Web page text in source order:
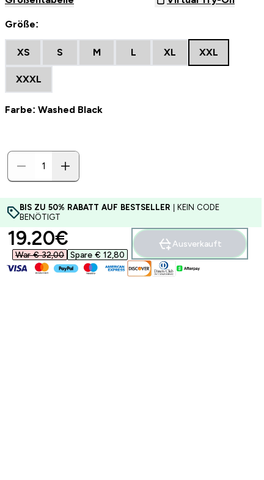
Größe:
XS S M L XL XXL
XXXL
Farbe: Washed Black
BIS ZU 50% RABATT AUF BESTSELLER | KEIN CODE
BENÖTIGT
discounted price
19.20€‎
War € 32,00‎ Spare € 12,80‎
Ausverkauft